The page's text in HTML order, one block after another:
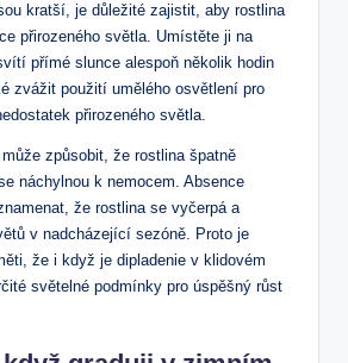
kratší, je důležité⁢ zajistit, aby rostlina
přirozeného světla. Umístěte⁣ ji na
​přímé ⁤slunce alespoň ⁢několik hodin
zvážit použití umělého osvětlení pro
přirozeného světla.
způsobit, že rostlina špatně
náchylnou k nemocem. Absence
⁢že rostlina se vyčerpá a
v nadcházející sezóně. Proto‍ je
že i když je dipladenie v klidovém
světelné podmínky pro úspěšný růst